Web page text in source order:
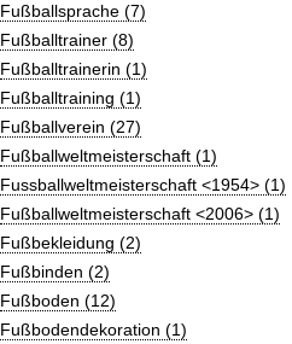
Fußballsprache (7)
Fußballtrainer (8)
Fußballtrainerin (1)
Fußballtraining (1)
Fußballverein (27)
Fußballweltmeisterschaft (1)
Fussballweltmeisterschaft <1954> (1)
Fußballweltmeisterschaft <2006> (1)
Fußbekleidung (2)
Fußbinden (2)
Fußboden (12)
Fußbodendekoration (1)